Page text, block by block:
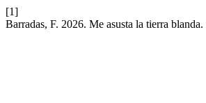
[1]
Barradas, F. 2026. Me asusta la tierra blanda.